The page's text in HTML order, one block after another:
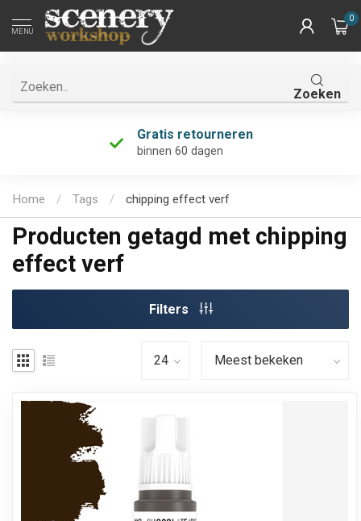
MENU
0
Zoeken
Gratis retourneren
binnen 60 dagen
Home / Tags / chipping effect verf
Producten getagd met chipping
effect verf
Filters